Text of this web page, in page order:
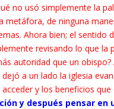
no usó simplemente la
de ninguna
Ahora bien; el sentido
revisando lo que la
autoridad que un
a un lado la iglesia
y los beneficios
y después pensar en